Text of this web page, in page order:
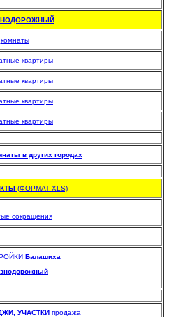
комнаты
квартиры
квартиры
квартиры
квартиры
в других городах
(ФОРМАТ XLS)
сокращения
Балашиха
УЧАСТКИ продажа